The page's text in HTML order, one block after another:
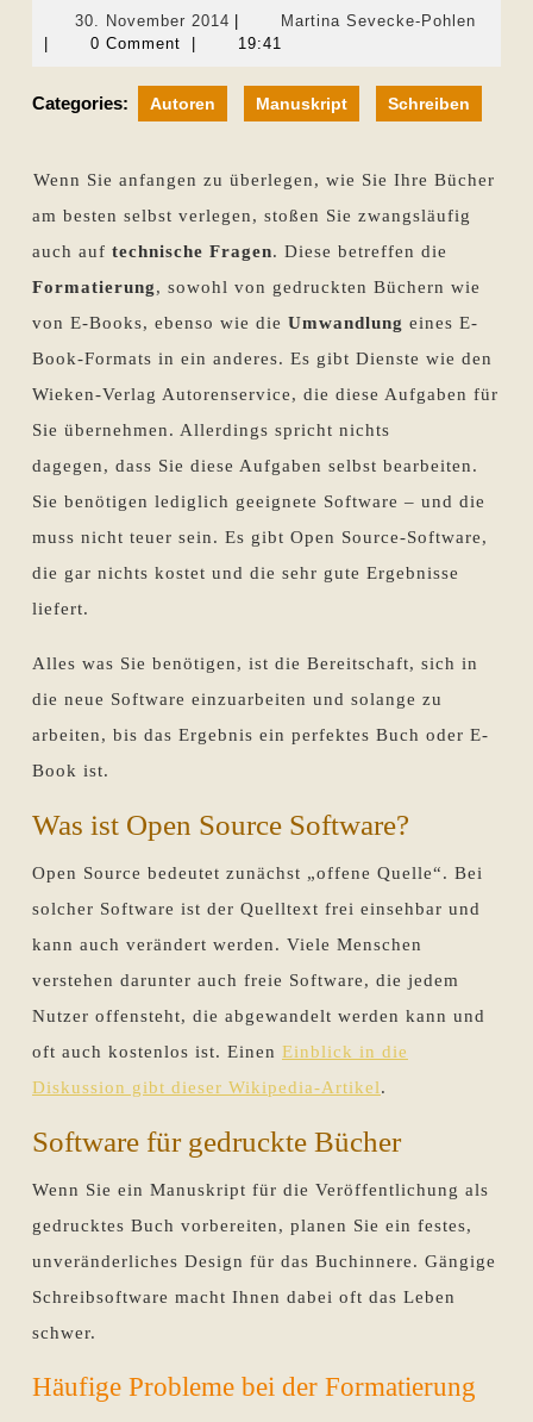
30. November 2014 30.
November
Martina Sevecke-PohlenMartina
0 Comment 19:41
Categories: Autoren Manuskript Schreiben
Wenn Sie anfangen zu überlegen, wie Sie Ihre Bücher
am besten selbst verlegen, stoßen Sie zwangsläufig
auch auf technische Fragen. Diese betreffen die
Formatierung, sowohl von gedruckten Büchern wie
von E-Books, ebenso wie die Umwandlung eines E-
Book-Formats in ein anderes. Es gibt Dienste wie den
Wieken-Verlag Autorenservice, die diese Aufgaben für
Sie übernehmen. Allerdings spricht nichts
dagegen, dass Sie diese Aufgaben selbst bearbeiten.
Sie benötigen lediglich geeignete Software – und die
muss nicht teuer sein. Es gibt Open Source-Software,
die gar nichts kostet und die sehr gute Ergebnisse
liefert.
Alles was Sie benötigen, ist die Bereitschaft, sich in
die neue Software einzuarbeiten und solange zu
arbeiten, bis das Ergebnis ein perfektes Buch oder E-
Book ist.
Was ist Open Source Software?
Open Source bedeutet zunächst „offene Quelle“. Bei
solcher Software ist der Quelltext frei einsehbar und
kann auch verändert werden. Viele Menschen
verstehen darunter auch freie Software, die jedem
Nutzer offensteht, die abgewandelt werden kann und
oft auch kostenlos ist. Einen Einblick in die
Diskussion gibt dieser Wikipedia-Artikel.
Software für gedruckte Bücher
Wenn Sie ein Manuskript für die Veröffentlichung als
gedrucktes Buch vorbereiten, planen Sie ein festes,
unveränderliches Design für das Buchinnere. Gängige
Schreibsoftware macht Ihnen dabei oft das Leben
schwer.
Häufige Probleme bei der Formatierung